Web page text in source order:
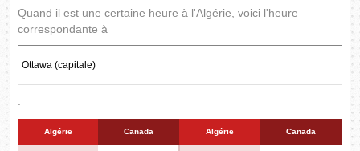
Quand il est une certaine heure à l'Algérie, voici l'heure
correspondante à
:
Algérie Canada Algérie Canada